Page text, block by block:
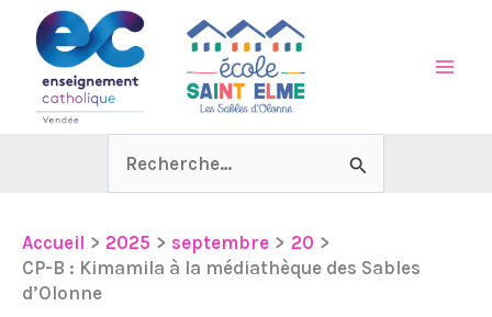
contenu
Rechercher :
Accueil 2025 septembre
20
CP-B : Kimamila à la médiathèque des Sables
d’Olonne